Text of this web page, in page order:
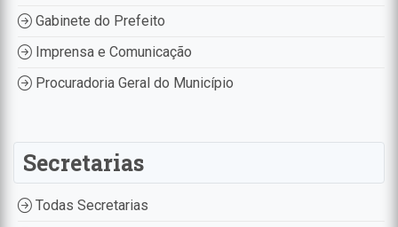
Gabinete do Prefeito
Imprensa e Comunicação
Procuradoria Geral do Município
Secretarias
Todas Secretarias